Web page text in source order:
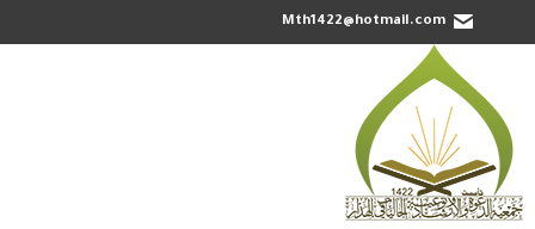
Mth1422@hotmail.com
الرئيسية أخبار الجمعية تعرف علي